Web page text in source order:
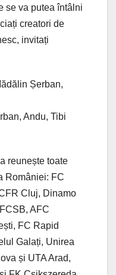
se va putea întâlni
creatori de
invitați
Șerban,
Andu, Tibi
reunește toate
României: FC
Cluj, Dinamo
AFC
FC Rapid
Galați, Unirea
și UTA Arad,